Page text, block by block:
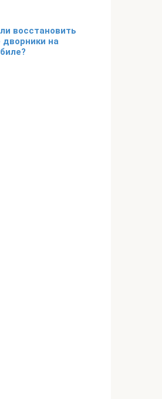
восстановить
дворники на